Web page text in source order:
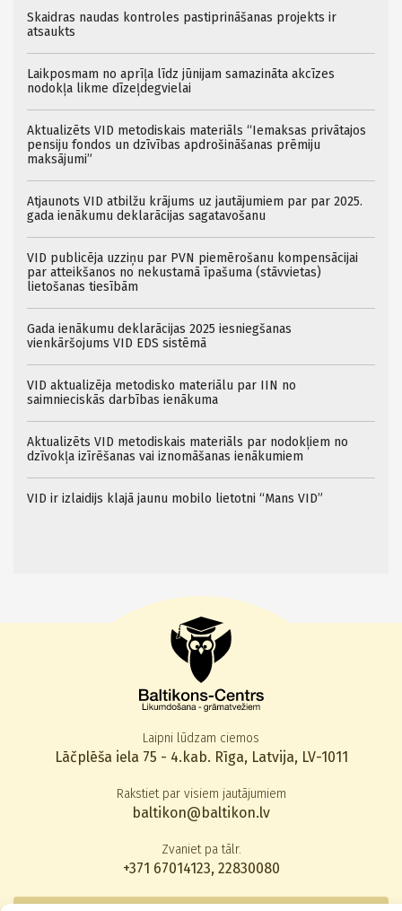
Skaidras naudas kontroles pastiprināšanas projekts ir
atsaukts
Laikposmam no aprīļa līdz jūnijam samazināta akcīzes
nodokļa likme dīzeļdegvielai
Aktualizēts VID metodiskais materiāls “Iemaksas privātajos
pensiju fondos un dzīvības apdrošināšanas prēmiju
maksājumi”
Atjaunots VID atbilžu krājums uz jautājumiem par par 2025.
gada ienākumu deklarācijas sagatavošanu
VID publicēja uzziņu par PVN piemērošanu kompensācijai
par atteikšanos no nekustamā īpašuma (stāvvietas)
lietošanas tiesībām
Gada ienākumu deklarācijas 2025 iesniegšanas
vienkāršojums VID EDS sistēmā
VID aktualizēja metodisko materiālu par IIN no
saimnieciskās darbības ienākuma
Aktualizēts VID metodiskais materiāls par nodokļiem no
dzīvokļa izīrēšanas vai iznomāšanas ienākumiem
VID ir izlaidijs klajā jaunu mobilo lietotni “Mans VID”
Laipni lūdzam ciemos
Lāčplēša iela 75 - 4.kab. Rīga, Latvija, LV-1011
Rakstiet par visiem jautājumiem
baltikon@baltikon.lv
Zvaniet pa tālr.
+371 67014123, 22830080